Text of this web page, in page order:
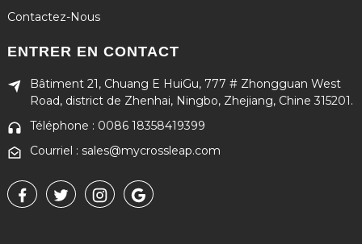
Contactez-Nous
ENTRER EN CONTACT
Bâtiment 21, Chuang E HuiGu, 777 # Zhongguan West
Road, district de Zhenhai, Ningbo, Zhejiang, Chine 315201.
Téléphone : 0086 18358419399
Courriel : sales@mycrossleap.com